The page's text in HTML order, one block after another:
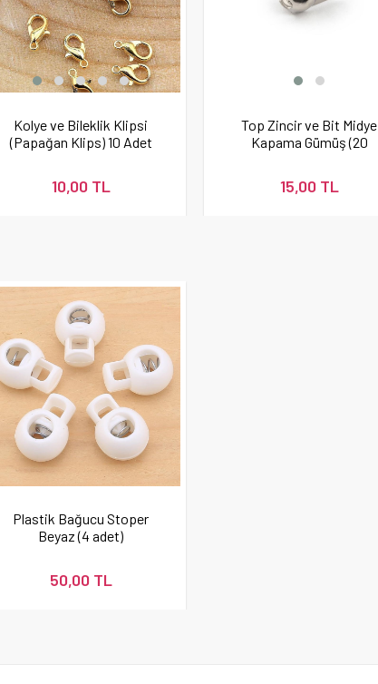
Kolye ve Bileklik Klipsi
(Papağan Klips) 10 Adet
10,00 TL
Top Zincir ve Bit Midye
Kapama Gümüş (20
15,00 TL
Plastik Bağucu Stoper
Beyaz (4 adet)
50,00 TL